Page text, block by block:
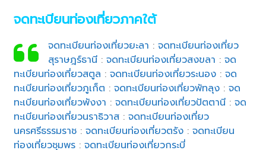
จดทะเบียนท่องเที่ยวภาคใต้
จดทะเบียนท่องเที่ยวยะลา : จดทะเบียนท่องเที่ยว
สุราษฎร์ธานี: จดทะเบียนท่องเที่ยวสงขลา : จด
ทะเบียนท่องเที่ยวสตูล :จดทะเบียนท่องเที่ยวระนอง :จด
ทะเบียนท่องเที่ยวภูเก็ต :จดทะเบียนท่องเที่ยวพัทลุง :จด
ทะเบียนท่องเที่ยวพังงา :จดทะเบียนท่องเที่ยวปัตตานี :จด
ทะเบียนท่องเที่ยวนราธิวาส :จดทะเบียนท่องเที่ยว
นครศรีธรรมราช :จดทะเบียนท่องเที่ยวตรัง :จดทะเบียน
ท่องเที่ยวชุมพร :จดทะเบียนท่องเที่ยวกระบี่